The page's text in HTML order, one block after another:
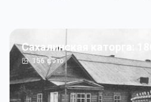
Сахалинская каторга:
156фото